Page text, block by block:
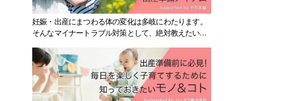
妊娠・出産にまつわる体の変化は多岐にわたります。
そんなマイナートラブル対策として、絶対教えたい！